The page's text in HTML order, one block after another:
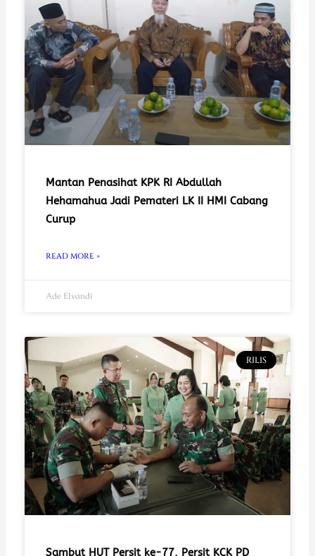
Mantan Penasihat KPK RI Abdullah
Hehamahua Jadi Pemateri LK II HMI Cabang
Curup
READ MORE »
Ade Elvandi
RILIS
Sambut HUT Persit ke-77, Persit KCK PD